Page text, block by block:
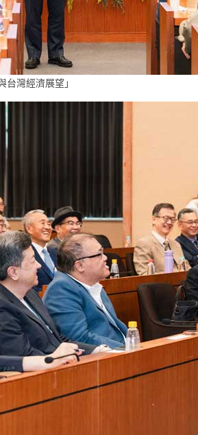
台灣經濟展望」